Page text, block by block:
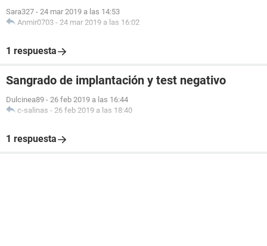
Sara327 - 24 mar 2019 a las 14:53
Anmir0703 - 24 mar 2019 a las 16:02
1 respuesta
Sangrado de implantación y test negativo
Dulcinea89 - 26 feb 2019 a las 16:44
c-salinas - 26 feb 2019 a las 18:40
1 respuesta